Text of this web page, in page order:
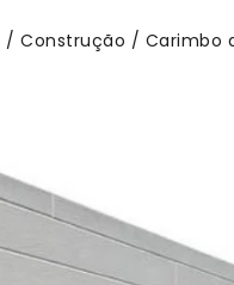
/ Construção / Carimbo